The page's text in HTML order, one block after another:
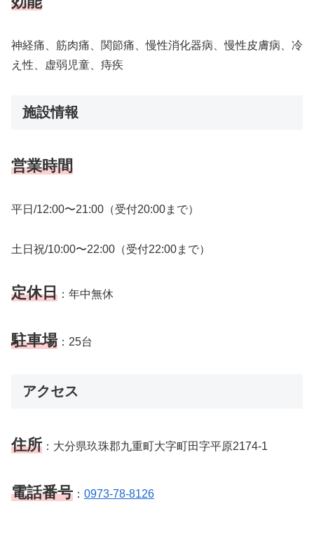
神経痛、筋肉痛、関節痛、慢性消化器病、慢性皮膚病、冷
え性、虚弱児童、痔疾
施設情報
営業時間
平日/12:00〜21:00（受付20:00まで）
土日祝/10:00〜22:00（受付22:00まで）
定休日 ：年中無休
駐車場：25台
アクセス
住所 ：大分県玖珠郡九重町大字町田字平原2174-1
電話番号 ： 0973-78-8126